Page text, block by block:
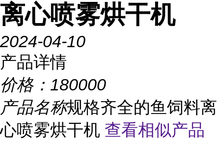
离心喷雾烘干机
2024-04-10
产品详情
价格： 180000
产品名称规格齐全的鱼饲料离
心喷雾烘干机 查看相似产品